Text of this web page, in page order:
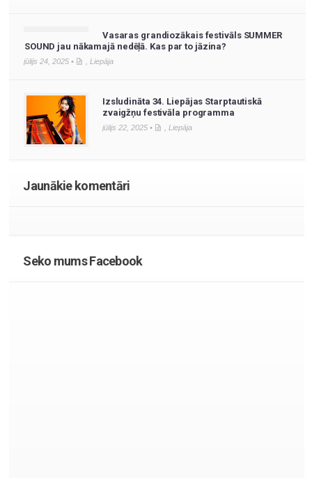
Vasaras grandiozākais festivāls SUMMER
SOUND jau nākamajā nedēļā. Kas par to jāzina?
jūlijs 24, 2025 • Liepāja
Izsludināta 34. Liepājas Starptautiskā
zvaigžņu festivāla programma
jūlijs 22, 2025 • Liepāja
Jaunākie komentāri
Seko mums Facebook